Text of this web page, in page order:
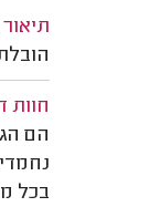
חוות
בכל